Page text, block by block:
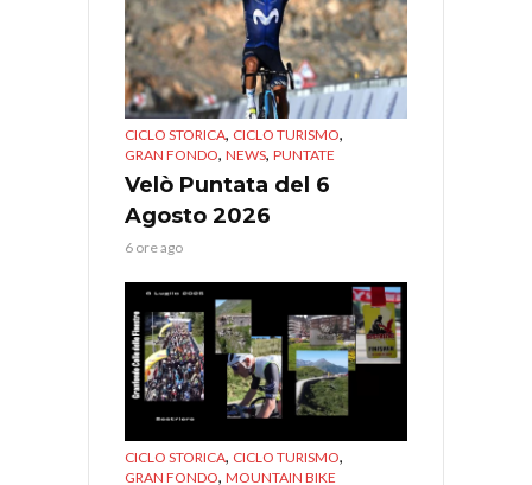
CICLO STORICA, CICLO TURISMO,
GRAN FONDO, NEWS, PUNTATE
Velò Puntata del 6
Agosto 2026
6 ore ago
CICLO STORICA, CICLO TURISMO,
GRAN FONDO, MOUNTAIN BIKE